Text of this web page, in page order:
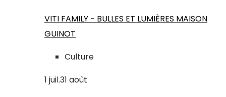
VITI FAMILY - BULLES ET LUMIÈRES MAISON
GUINOT
Culture
1 juil.31 août